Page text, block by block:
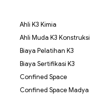
Ahli K3 Kimia
Ahli Muda K3 Konstruksi
Biaya Pelatihan K3
Biaya Sertifikasi K3
Confined Space
Confined Space Madya